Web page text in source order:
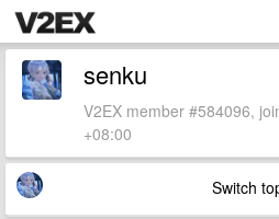
senku
V2EX member #584096,
+08:00
Switch